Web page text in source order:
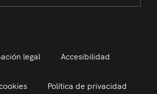
legal Accesibilidad
Política de privacidad